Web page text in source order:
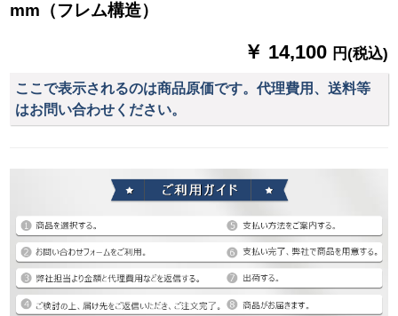
mm（フレム構造）
￥ 14,100 円(税込)
ここで表示されるのは商品原価です。代理費用、送料等
はお問い合わせください。